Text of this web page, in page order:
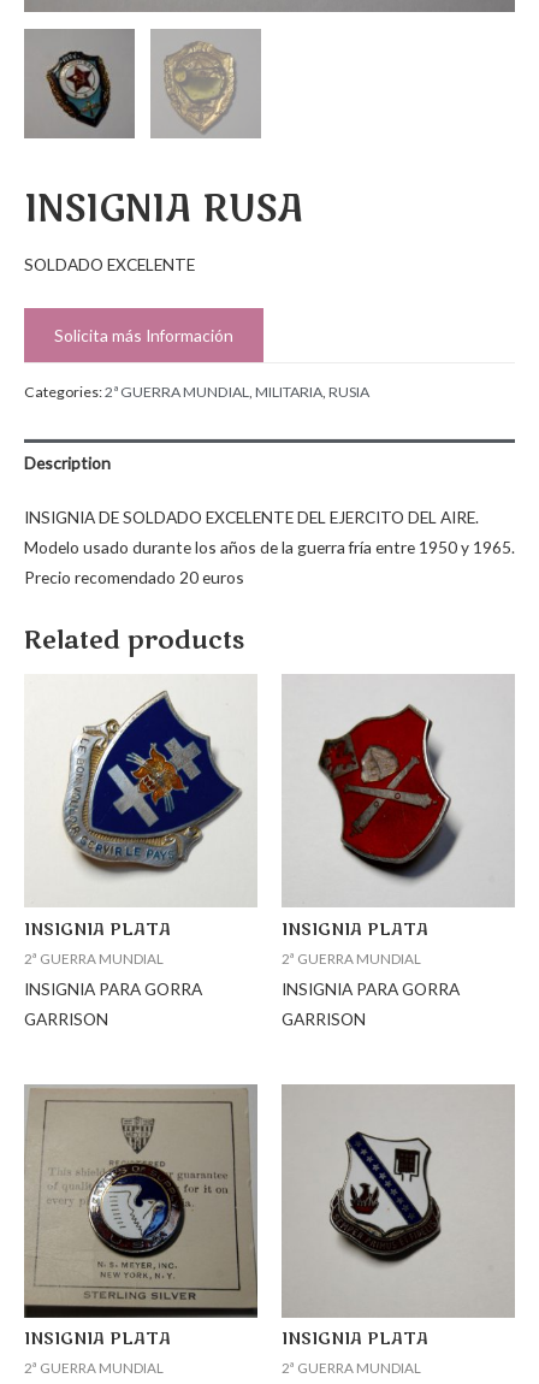
INSIGNIA RUSA
SOLDADO EXCELENTE
Solicita más Información
Categories:2ª GUERRA MUNDIAL MILITARIA RUSIA
Description
INSIGNIA DE SOLDADO EXCELENTE DEL EJERCITO DEL AIRE.
Modelo usado durante los años de la guerra fría entre 1950 y 1965.
Precio recomendado 20 euros
Related products
INSIGNIA PLATA
2ª GUERRA MUNDIAL
INSIGNIA PARA GORRA
GARRISON
INSIGNIA PLATA
2ª GUERRA MUNDIAL
INSIGNIA PARA GORRA
GARRISON
INSIGNIA PLATA
2ª GUERRA MUNDIAL
INSIGNIA PLATA
2ª GUERRA MUNDIAL